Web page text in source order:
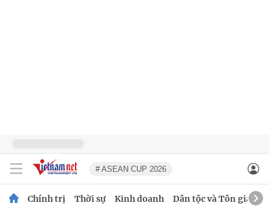
# ASEAN CUP 2026
Chính trị Thời sự Kinh doanh Dân tộc và Tôn giáo